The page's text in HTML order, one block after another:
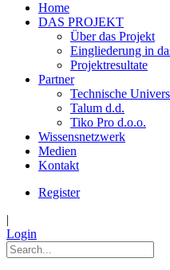
Home
DAS PROJEKT
Über das Projekt
Eingliederung in
Projektresultate
Partner
Technische
Talum d.d.
Tiko Pro d.o.o.
Wissensnetzwerk
Medien
Kontakt
Register
|
Login